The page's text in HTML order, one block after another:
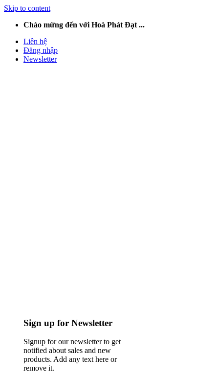
Skip to content
Chào mừng đến với Hoà Phát Đạt ...
Liên hệ
Đăng nhập
Newsletter
Sign up for Newsletter
Signup for our newsletter to get
notified about sales and new
products. Add any text here or
remove it.